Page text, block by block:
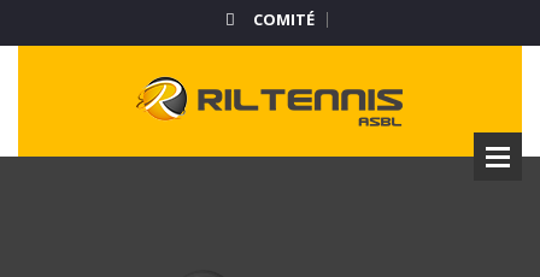
COMITÉ